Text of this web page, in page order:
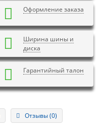
Оформление заказа
Ширина шины и
диска
Гарантийный талон
Отзывы (0)